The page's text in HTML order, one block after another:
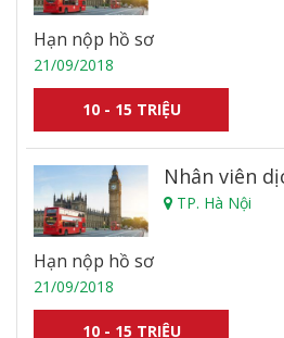
Hạn nộp hồ sơ
21/09/2018
10 - 15 TRIỆU
Nhân viên
TP. Hà Nội
Hạn nộp hồ sơ
21/09/2018
10 - 15 TRIỆU